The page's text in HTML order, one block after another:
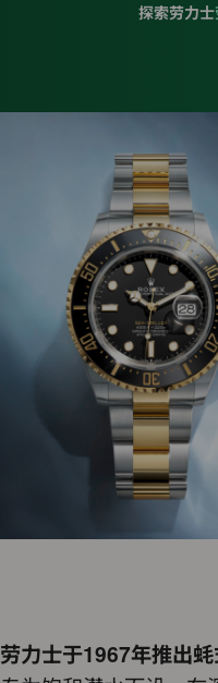
探索劳力士
劳力士于1967年推出